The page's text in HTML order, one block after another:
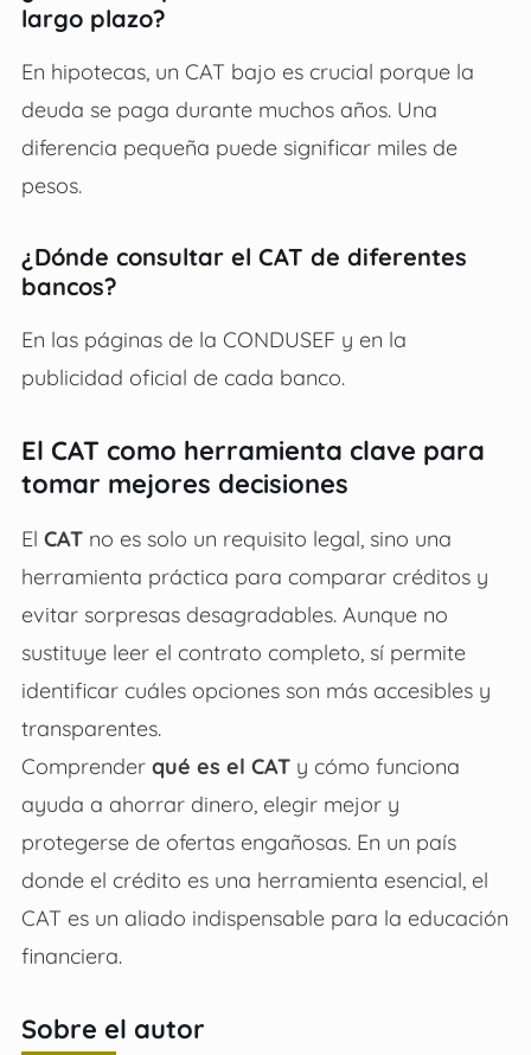
largo plazo?
En hipotecas, un CAT bajo es crucial porque la
deuda se paga durante muchos años. Una
diferencia pequeña puede significar miles de
pesos.
¿Dónde consultar el CAT de diferentes
bancos?
En las páginas de la CONDUSEF y en la
publicidad oficial de cada banco.
El CAT como herramienta clave para
tomar mejores decisiones
El CATno es solo un requisito legal, sino una
herramienta práctica para comparar créditos y
evitar sorpresas desagradables. Aunque no
sustituye leer el contrato completo, sí permite
identificar cuáles opciones son más accesibles y
transparentes.
Comprender qué es el CATy cómo funciona
ayuda a ahorrar dinero, elegir mejor y
protegerse de ofertas engañosas. En un país
donde el crédito es una herramienta esencial, el
CAT es un aliado indispensable para la educación
financiera.
Sobre el autor